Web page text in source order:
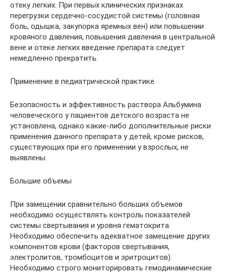
отеку легких. При первых клинических признаках
перегрузки сердечно-сосудистой системы (головная
боль, одышка, закупорка яремных вен) или повышении
кровяного давления, повышения давления в центральной
вене и отеке легких введение препарата следует
немедленно прекратить.
Применение в педиатрической практике
Безопасность и эффективность раствора Альбумина
человечеcкого у пациентов детского возраста не
установлена, однако какие-либо дополнительные риски
применения данного препарата у детей, кроме рисков,
существующих при его применении у взрослых, не
выявлены.
Большие объемы
При замещении сравнительно больших объемов
необходимо осуществлять контроль показателей
системы свертывания и уровня гематокрита.
Необходимо обеспечить адекватное замещение других
компонентов крови (факторов свертывания,
электролитов, тромбоцитов и эритроцитов).
Необходимо строго мониторировать гемодинамические